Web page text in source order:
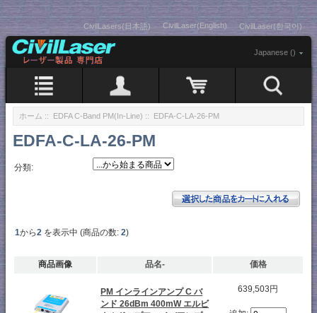
CivilLasers(日本語) CivilLaser(English) CivilLaser(한국어)
Japanese ()
ホーム :: EDFA C-Band PM(In-Line) :: EDFA-C-LA-26-PM
EDFA-C-LA-26-PM
分類:
1から2 を表示中 (商品の数: 2)
商品画像 品名- 価格
PM インラインアンプ C バ
ンド 26dBm 400mW エルビ
639,503円